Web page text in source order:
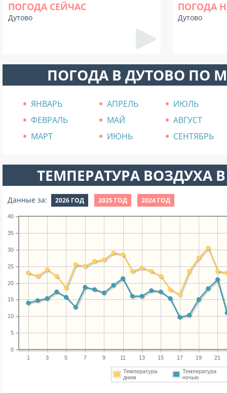
ПОГОДА СЕЙЧАС
Дутово
ПОГОДА
Дутово
ПОГОДА В ДУТОВО ПО
ЯНВАРЬ АПРЕЛЬ
ИЮЛЬ
ФЕВРАЛЬ
МАЙ
АВГУСТ
МАРТ
ИЮНЬ СЕНТЯБРЬ
ТЕМПЕРАТУРА ВОЗДУХА
Данные за: 2026 ГОД 2025 ГОД 2024 ГОД
1 3 5 7 9 11 13 15 17 19 21
0
5
10
15
20
25
30
35
40
Температура
днем
Температура
ночью